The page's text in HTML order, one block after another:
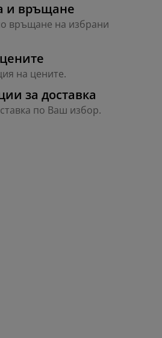
и връщане
връщане на избрани
на цените.
за доставка
по Ваш избор.